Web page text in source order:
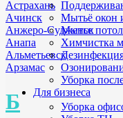
Астрахань
Ачинск
Анжеро-Судженск
Анапа
Альметьевск
Арзамас
Б
Мытьё окон
Мытье
Химчистка
Уборка
Для бизнеса
Уборка